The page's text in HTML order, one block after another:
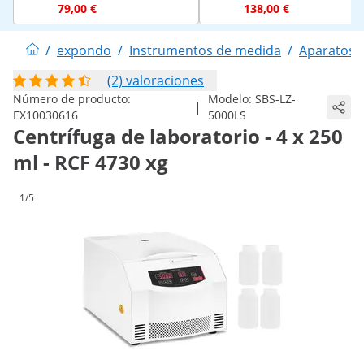
79,00 € 138,00 €
/ expondo / Instrumentos de medida / Aparatos
(2) valoraciones
Número de producto:
EX10030616
| Modelo:SBS-LZ-
5000LS
Centrífuga de laboratorio - 4 x 250
ml - RCF 4730 xg
1/5